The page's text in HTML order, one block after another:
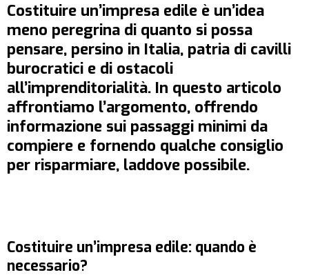
Costituire un’impresa edile è un’idea
meno peregrina di quanto si possa
pensare, persino in Italia, patria di cavilli
burocratici e di ostacoli
all’imprenditorialità. In questo articolo
affrontiamo l’argomento, offrendo
informazione sui passaggi minimi da
compiere e fornendo qualche consiglio
per risparmiare, laddove possibile.
Costituire un’impresa edile: quando è
necessario?